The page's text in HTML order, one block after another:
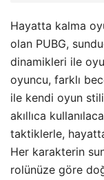
Hayatta kalma
olan PUBG,
dinamikleri ile
oyuncu, farklı
ile kendi oyun
akıllıca
taktiklerle,
Her karakterin
rolünüze göre